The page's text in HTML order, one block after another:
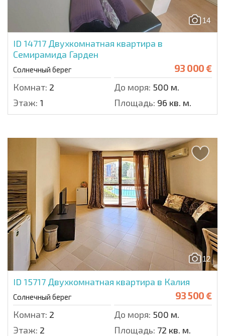
14
ID 14717 Двухкомнатная квартира в
Семирамида Гарден
Солнечный берег 93 000 €
Комнат: 2 До моря: 500 м.
Этаж: 1 Площадь: 96 кв. м.
12
ID 15717 Двухкомнатная квартира в Калия
Солнечный берег 93 500 €
Комнат: 2 До моря: 500 м.
Этаж: 2 Площадь: 72 кв. м.